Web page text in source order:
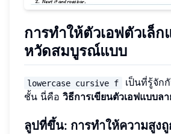
การทำให้ตัวเอฟตัวเล็
หวัดสมบูรณ์แบบ
lowercase cursive f
เป็นที่รู้จัก
ชั้น นี่คือ วิธีการเขียนตัวเอฟแบบล
ลูปที่ขึ้น: การทำให้ความสูง